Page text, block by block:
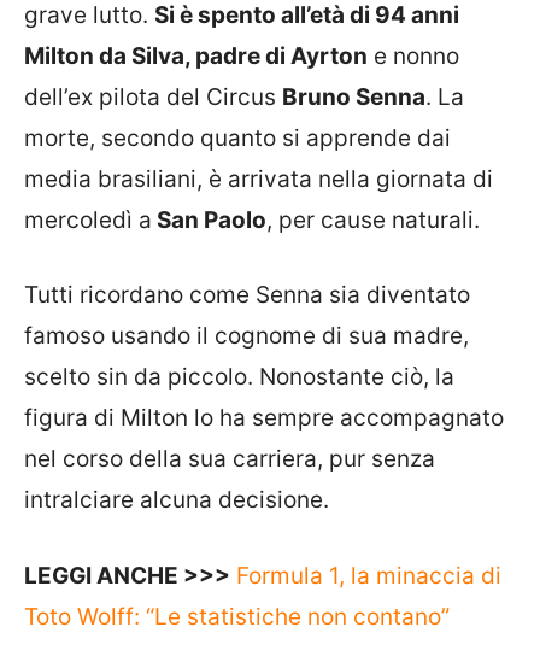
grave lutto. Si è spento all’età di 94 anni
Milton da Silva, padre di Ayrton e nonno
dell’ex pilota del Circus Bruno Senna. La
morte, secondo quanto si apprende dai
media brasiliani, è arrivata nella giornata di
mercoledì a San Paolo, per cause naturali.
Tutti ricordano come Senna sia diventato
famoso usando il cognome di sua madre,
scelto sin da piccolo. Nonostante ciò, la
figura di Milton lo ha sempre accompagnato
nel corso della sua carriera, pur senza
intralciare alcuna decisione.
LEGGI ANCHE >>> Formula 1, la minaccia di
Toto Wolff: “Le statistiche non contano”